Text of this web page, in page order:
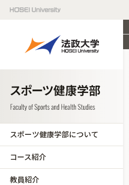
スポーツ健康学部について
コース紹介
教員紹介